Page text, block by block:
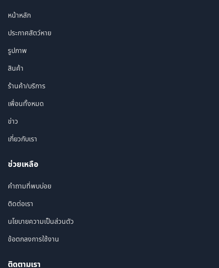
หน้าหลัก
ประกาศสัตว์หาย
รูปภาพ
สินค้า
ร้านค้า/บริการ
เพื่อนทั้งหมด
ข่าว
เกี่ยวกับเรา
ช่วยเหลือ
คำถามที่พบบ่อย
ติดต่อเรา
นโยบายความเป็นส่วนตัว
ข้อตกลงการใช้งาน
ติดตามเรา